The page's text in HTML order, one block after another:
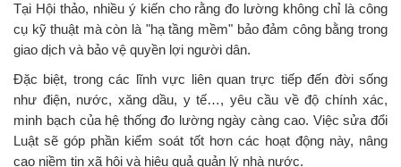
Tại Hội thảo, nhiều ý kiến cho rằng đo lường không chỉ là công
cụ kỹ thuật mà còn là "hạ tầng mềm" bảo đảm công bằng trong
giao dịch và bảo vệ quyền lợi người dân.
Đặc biệt, trong các lĩnh vực liên quan trực tiếp đến đời sống
như điện, nước, xăng dầu, y tế…, yêu cầu về độ chính xác,
minh bạch của hệ thống đo lường ngày càng cao. Việc sửa đổi
Luật sẽ góp phần kiểm soát tốt hơn các hoạt động này, nâng
cao niềm tin xã hội và hiệu quả quản lý nhà nước.